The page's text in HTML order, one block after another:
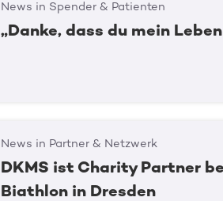
News in Spender & Patienten
„Danke, dass du mein
News in Partner & Netzwerk
DKMS ist Charity Partner
Biathlon in Dresden